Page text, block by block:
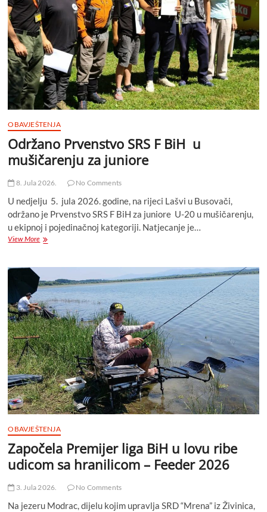
mušičarenju
OBAVJEŠTENJA
Održano Prvenstvo SRS F BiH u
mušičarenju za juniore
8. Jula 2026. No Comments
U nedjelju 5. jula 2026. godine, na rijeci Lašvi u Busovači,
održano je Prvenstvo SRS F BiH za juniore U-20 u mušičarenju,
u ekipnoj i pojedinačnoj kategoriji. Natjecanje je…
View MoreOdržano
BiH
u
mušičarenju
za
juniore
OBAVJEŠTENJA
Započela Premijer liga BiH u lovu ribe
udicom sa hranilicom – Feeder 2026
3. Jula 2026. No Comments
Na jezeru Modrac, dijelu kojim upravlja SRD “Mrena” iz Živinica,